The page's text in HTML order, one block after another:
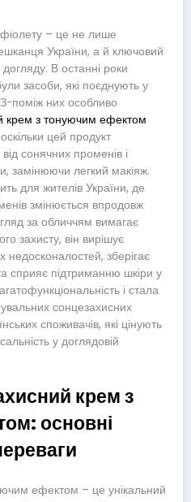
– це не лише
України, а й ключовий
В останні роки
засоби, які поєднують у
З-поміж них особливо
крем з тонуючим ефектом
цей продукт
сонячних променів і
замінюючи легкий макіяж.
для жителів України, де
змінюється впродовж
за обличчям вимагає
захисту, він вирішує
недосконалостей, зберігає
сприяє підтриманню шкіри у
і стала
сонцезахисних
споживачів, які цінують
у доглядовій
крем з
основні
ефектом – це унікальний